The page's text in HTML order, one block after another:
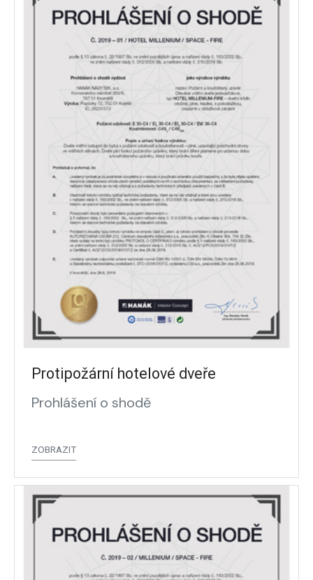
Protipožární hotelové dveře
Prohlášení o shodě
ZOBRAZIT